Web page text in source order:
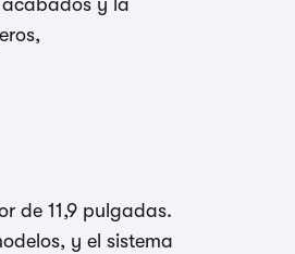
acabados y la
de 11,9 pulgadas.
y el sistema